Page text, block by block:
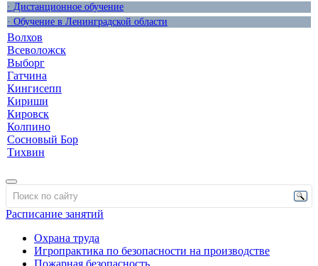
· Дистанционное обучение
· Обучение в Ленинградской области
Волхов
Всеволожск
Выборг
Гатчина
Кингисепп
Кириши
Кировск
Колпино
Сосновый Бор
Тихвин
Расписание занятий
Охрана труда
Игропрактика по безопасности на производстве
Пожарная безопасность